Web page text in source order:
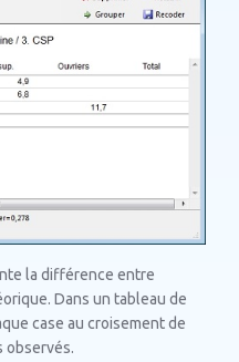
la différence entre
Dans un tableau de
case au croisement de
observés.